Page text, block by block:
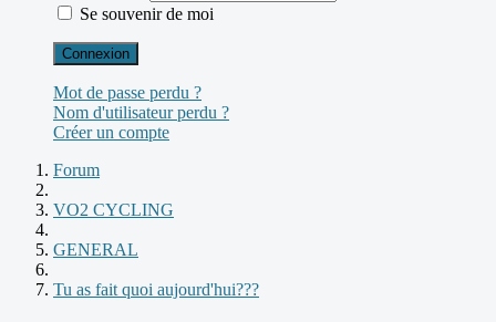
Se souvenir de moi
Connexion
Mot de passe perdu ?
Nom d'utilisateur perdu ?
Créer un compte
Forum
VO2 CYCLING
GENERAL
Tu as fait quoi aujourd'hui???